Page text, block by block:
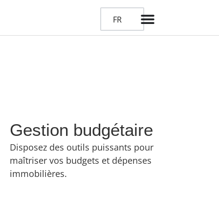
FR
Gestion budgétaire
Disposez des outils puissants pour
maîtriser vos budgets et dépenses
immobilières.